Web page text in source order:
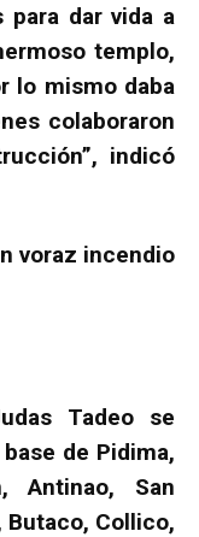
para dar vida a
templo,
lo mismo daba
colaboraron
indicó
voraz incendio
Tadeo se
de Pidima,
Antinao, San
Butaco, Collico,